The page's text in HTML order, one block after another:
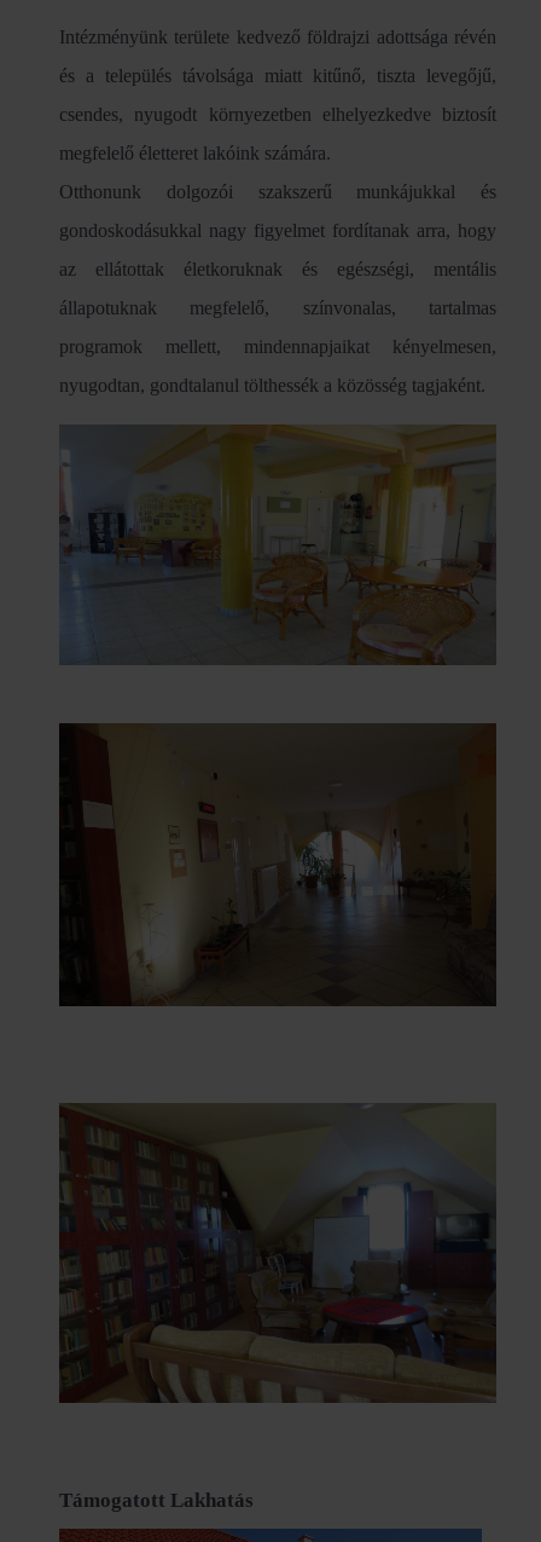
Intézményünk területe kedvező földrajzi adottsága révén
és a település távolsága miatt kitűnő, tiszta levegőjű,
csendes, nyugodt környezetben elhelyezkedve biztosít
megfelelő életteret lakóink számára.
Otthonunk dolgozói szakszerű munkájukkal és
gondoskodásukkal nagy figyelmet fordítanak arra, hogy
az ellátottak életkoruknak és egészségi, mentális
állapotuknak megfelelő, színvonalas, tartalmas
programok mellett, mindennapjaikat kényelmesen,
nyugodtan, gondtalanul tölthessék a közösség tagjaként.
Támogatott Lakhatás